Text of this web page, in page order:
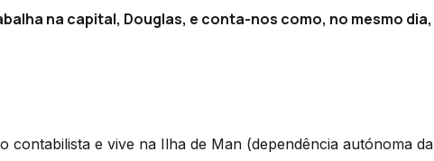
na capital, Douglas, e conta-nos como, no mesmo dia,
contabilista e vive na Ilha de Man (dependência autónoma da